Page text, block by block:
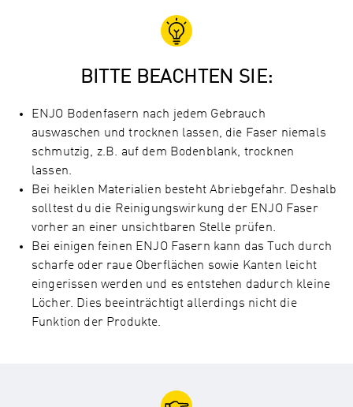
BITTE BEACHTEN SIE:
ENJO Bodenfasern nach jedem Gebrauch
auswaschen und trocknen lassen, die Faser niemals
schmutzig, z.B. auf dem Bodenblank, trocknen
lassen.
Bei heiklen Materialien besteht Abriebgefahr. Deshalb
solltest du die Reinigungswirkung der ENJO Faser
vorher an einer unsichtbaren Stelle prüfen.
Bei einigen feinen ENJO Fasern kann das Tuch durch
scharfe oder raue Oberflächen sowie Kanten leicht
eingerissen werden und es entstehen dadurch kleine
Löcher. Dies beeinträchtigt allerdings nicht die
Funktion der Produkte.